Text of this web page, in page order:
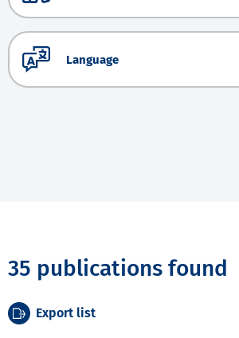
Language
35 publications found
Export list